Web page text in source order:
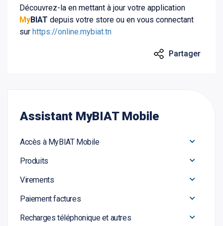
Assistant MyBIAT Mobile
Accès à MyBIAT Mobile
Produits
Virements
Paiement factures
Recharges téléphonique et autres
Découvrez-la en mettant à jour votre application
MyBIAT depuis votre store ou en vous connectant
sur https://online.mybiat.tn